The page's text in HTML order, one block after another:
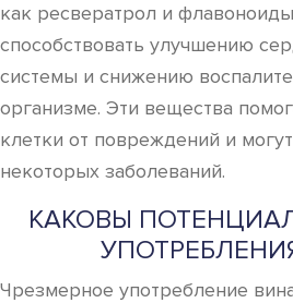
как ресвератрол и
способствовать улучшению
системы и снижению
организме. Эти вещества
клетки от повреждений и
некоторых заболеваний.
КАКОВЫ
Чрезмерное употребление